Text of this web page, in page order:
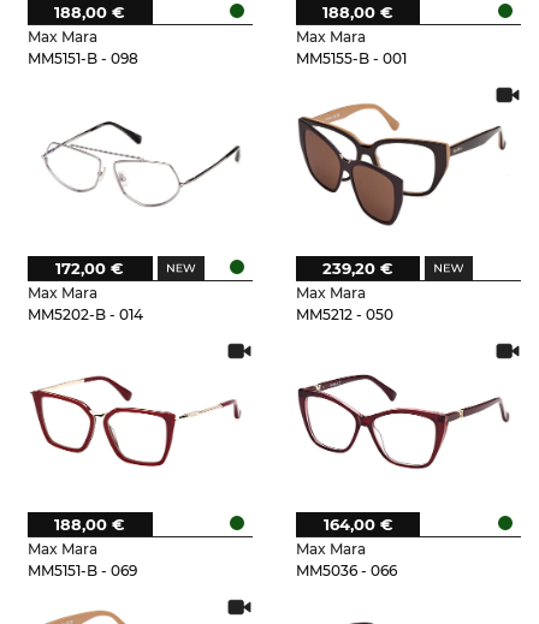
Max Mara
MM5151-B - 098
188,00 €
Max Mara
MM5155-B - 001
188,00 €
Max Mara
MM5202-B - 014
172,00 €
Max Mara
MM5212 - 050
239,20 €
Max Mara
MM5151-B - 069
188,00 €
Max Mara
MM5036 - 066
164,00 €